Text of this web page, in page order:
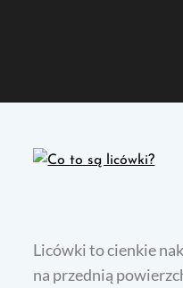
Licówki to cienkie
na przednią